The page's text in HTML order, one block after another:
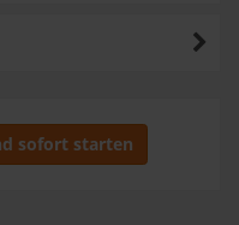
sofort starten